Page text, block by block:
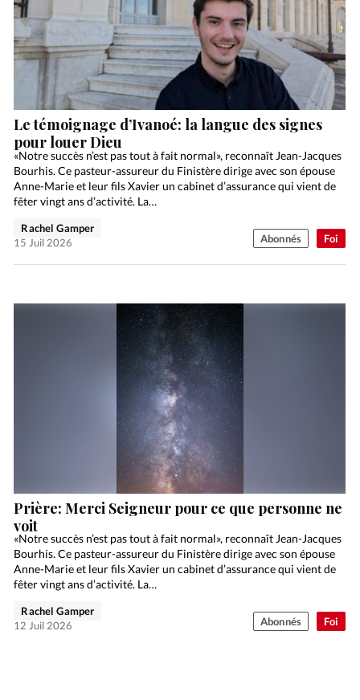
Foi
Le témoignage d’Ivanoé: la langue des signes
pour louer Dieu
«Notre succès n’est pas tout à fait normal», reconnaît Jean-Jacques
Bourhis. Ce pasteur-assureur du Finistère dirige avec son épouse
Anne-Marie et leur fils Xavier un cabinet d’assurance qui vient de
fêter vingt ans d’activité. La…
Rachel Gamper
15 Juil 2026
Abonnés
Foi
Prière: Merci Seigneur pour ce que personne ne
voit
«Notre succès n’est pas tout à fait normal», reconnaît Jean-Jacques
Bourhis. Ce pasteur-assureur du Finistère dirige avec son épouse
Anne-Marie et leur fils Xavier un cabinet d’assurance qui vient de
fêter vingt ans d’activité. La…
Rachel Gamper
12 Juil 2026
Abonnés